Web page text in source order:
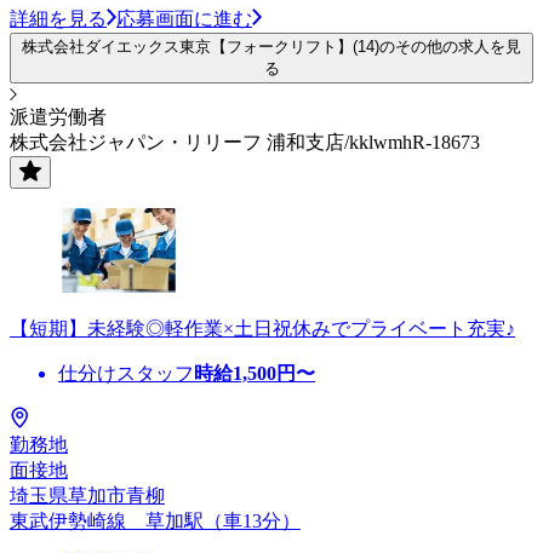
詳細を見る 応募画面に進む
株式会社ダイエックス東京【フォークリフト】(14)のその他の求人を見
る
派遣労働者
株式会社ジャパン・リリーフ 浦和支店/kklwmhR-18673
【短期】未経験◎軽作業×土日祝休みでプライベート充実♪
仕分けスタッフ 時給1,500円〜
勤務地
面接地
埼玉県草加市青柳
東武伊勢崎線 草加駅（車13分）